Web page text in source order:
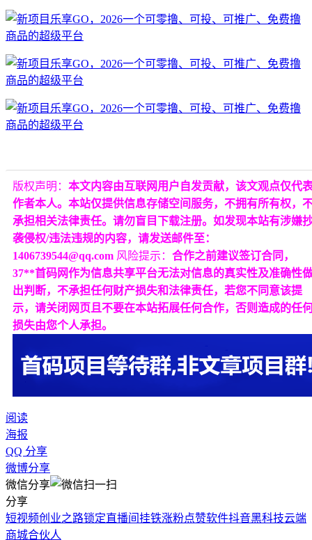
版权声明： 本文内容由互联网用户自发贡献，该文观点仅代
作者本人。本站仅提供信息存储空间服务，不拥有所有权，
承担相关法律责任。请勿盲目下载注册。如发现本站有涉嫌
袭侵权/违法违规的内容，请发送邮件至：
1406739544@qq.com 风险提示： 合作之前建议签订合同，
37**首码网作为信息共享平台无法对信息的真实性及准确性
出判断，不承担任何财产损失和法律责任，若您不同意该提
示，请关闭网页且不要在本站拓展任何合作，否则造成的任
损失由您个人承担。
阅读
海报
QQ 分享
微博分享
微信分享
分享
短视频创业之路锁定直播间挂铁涨粉点赞软件抖音黑科技云端
商城合伙人